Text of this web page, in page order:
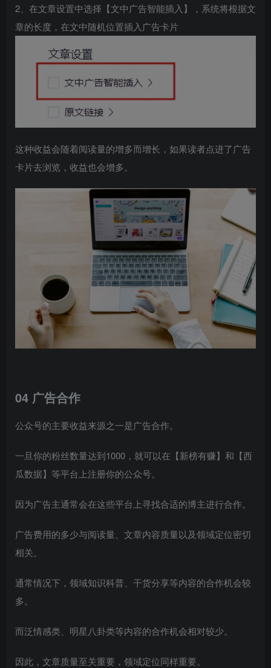
2、在文章设置中选择【文中广告智能插入】，系统将根据文
章的长度，在文中随机位置插入广告卡片
这种收益会随着阅读量的增多而增长，如果读者点进了广告
卡片去浏览，收益也会增多。
04 广告合作
公众号的主要收益来源之一是广告合作。
一旦你的粉丝数量达到1000，就可以在【新榜有赚】和【西
瓜数据】等平台上注册你的公众号。
因为广告主通常会在这些平台上寻找合适的博主进行合作。
广告费用的多少与阅读量、文章内容质量以及领域定位密切
相关。
通常情况下，领域知识科普、干货分享等内容的合作机会较
多。
而泛情感类、明星八卦类等内容的合作机会相对较少。
因此，文章质量至关重要，领域定位同样重要。